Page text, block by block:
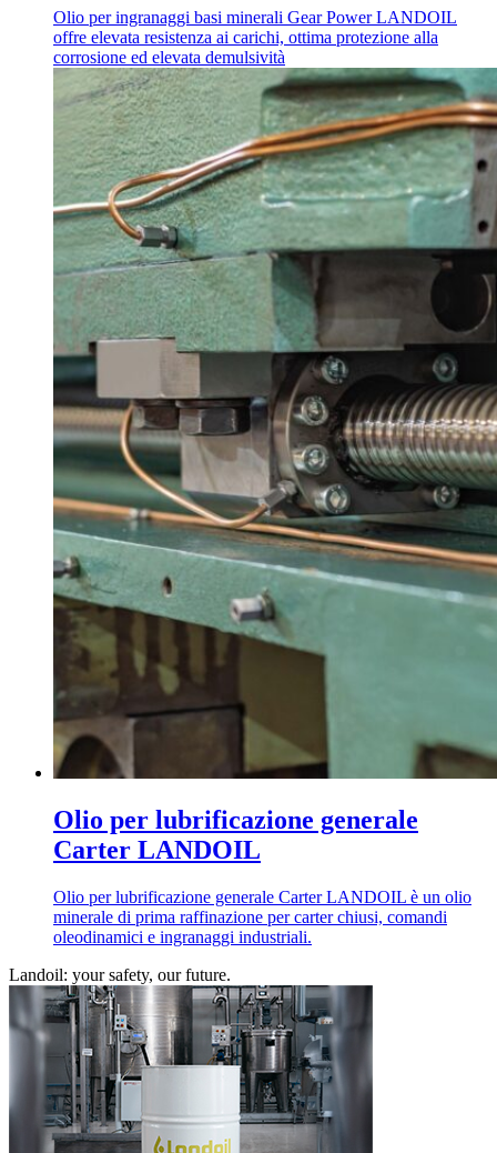
Olio per ingranaggi basi minerali Gear Power LANDOIL
offre elevata resistenza ai carichi, ottima protezione alla
corrosione ed elevata demulsività
Olio per lubrificazione generale
Carter LANDOIL
Olio per lubrificazione generale Carter LANDOIL è un olio
minerale di prima raffinazione per carter chiusi, comandi
oleodinamici e ingranaggi industriali.
Landoil: your safety, our future.